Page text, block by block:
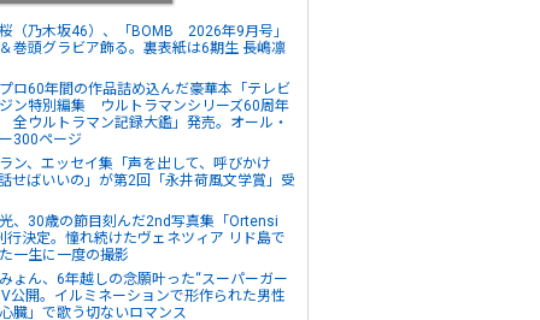
（乃木坂46）、「BOMB 2026年9月号」
巻頭グラビア飾る。裏表紙は6期生 長嶋凛
ロ60年間の作品詰め込んだ豪華本「テレビ
ン特別編集 ウルトラマンシリーズ60周年
全ウルトラマン記録大鑑」発売。オール・
300ページ
ン、エッセイ集「声を出して、呼びかけ
せばいいの」が第2回「永井荷風文学賞」受
、30歳の節目刻んだ2nd写真集「Ortensi
行決定。憧れ続けたヴェネツィア リド島で
一生に一度の撮影
ょん、6年越しの念願叶った“スーパーガー
公開。イルミネーションで形作られた男性
臓」で歌う切ないロマンス